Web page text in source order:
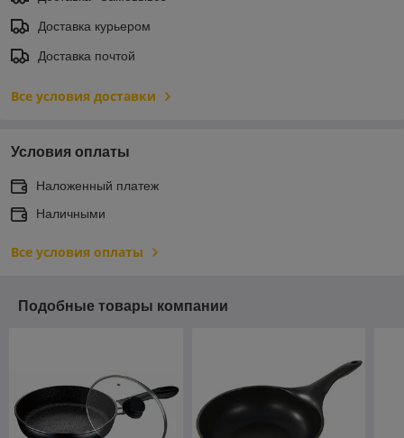
Доставка курьером
Доставка почтой
Все условия доставки
Условия оплаты
Наложенный платеж
Наличными
Все условия оплаты
Подобные товары компании